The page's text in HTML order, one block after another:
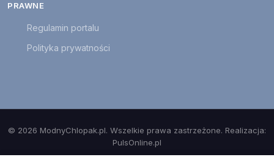
PRAWNE
Regulamin portalu
Polityka prywatności
© 2026 ModnyChlopak.pl. Wszelkie prawa zastrzeżone. Realizacja:
PulsOnline.pl